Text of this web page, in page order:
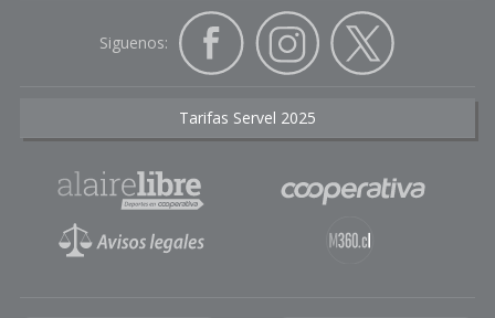
Siguenos:
Tarifas Servel 2025